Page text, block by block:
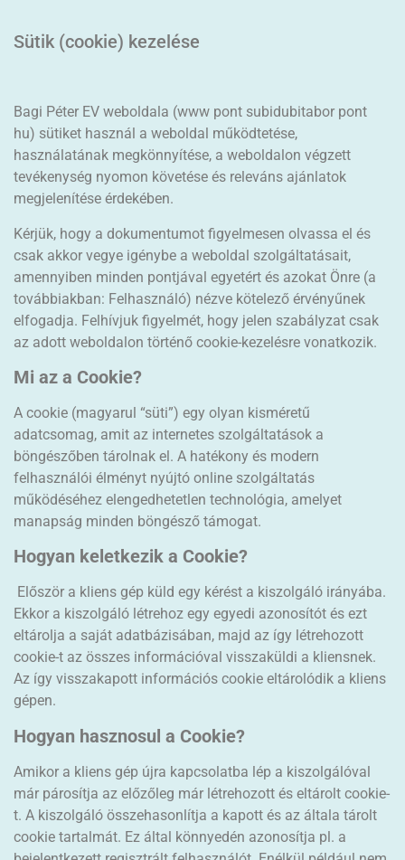
Sütik (cookie) kezelése
Bagi Péter EV weboldala (www pont subidubitabor pont
hu) sütiket használ a weboldal működtetése,
használatának megkönnyítése, a weboldalon végzett
tevékenység nyomon követése és releváns ajánlatok
megjelenítése érdekében.
Kérjük, hogy a dokumentumot figyelmesen olvassa el és
csak akkor vegye igénybe a weboldal szolgáltatásait,
amennyiben minden pontjával egyetért és azokat Önre (a
továbbiakban: Felhasználó) nézve kötelező érvényűnek
elfogadja. Felhívjuk figyelmét, hogy jelen szabályzat csak
az adott weboldalon történő cookie-kezelésre vonatkozik.
Mi az a Cookie?
A cookie (magyarul “süti”) egy olyan kisméretű
adatcsomag, amit az internetes szolgáltatások a
böngészőben tárolnak el. A hatékony és modern
felhasználói élményt nyújtó online szolgáltatás
működéséhez elengedhetetlen technológia, amelyet
manapság minden böngésző támogat.
Hogyan keletkezik a Cookie?
Először a kliens gép küld egy kérést a kiszolgáló irányába.
Ekkor a kiszolgáló létrehoz egy egyedi azonosítót és ezt
eltárolja a saját adatbázisában, majd az így létrehozott
cookie-t az összes információval visszaküldi a kliensnek.
Az így visszakapott információs cookie eltárolódik a kliens
gépen.
Hogyan hasznosul a Cookie?
Amikor a kliens gép újra kapcsolatba lép a kiszolgálóval
már párosítja az előzőleg már létrehozott és eltárolt cookie-
t. A kiszolgáló összehasonlítja a kapott és az általa tárolt
cookie tartalmát. Ez által könnyedén azonosítja pl. a